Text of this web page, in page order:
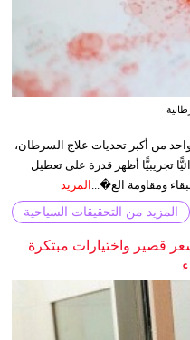
من أكبر تحديات علاج السرطان،
تجريبيًّا أظهر قدرة على تعطيل
ومقاومة الع�... المزيد
المزيد من التحقيقات السياحية
قصير واختيارات مبتكرة